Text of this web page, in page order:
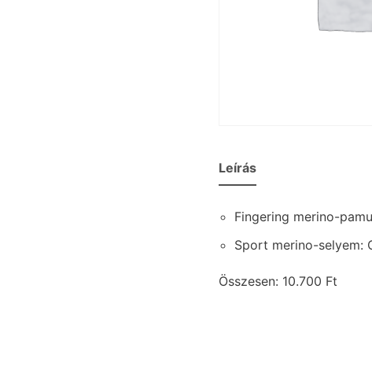
Leírás
Fingering merino-
Sport merino-selyem:
Összesen: 10.700 Ft